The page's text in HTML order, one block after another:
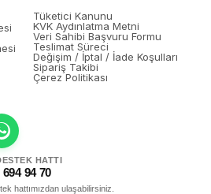
Tüketici Kanunu
KVK Aydınlatma Metni
Veri Sahibi Başvuru Formu
Teslimat Süreci
Değişim / İptal / İade Koşulları
Sipariş Takibi
Çerez Politikası
HATTI
94 70
hattımızdan ulaşabilirsiniz.